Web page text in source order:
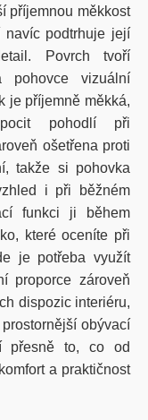
příjemnou měkkost
navíc podtrhuje její
Povrch tvoří
pohovce vizuální
je příjemně měkká,
pohodlí při
ošetřena proti
takže si pohovka
i při běžném
funkci ji během
které oceníte při
je potřeba využít
proporce zároveň
dispozic interiéru,
obývací
přesně to, co od
a praktičnost